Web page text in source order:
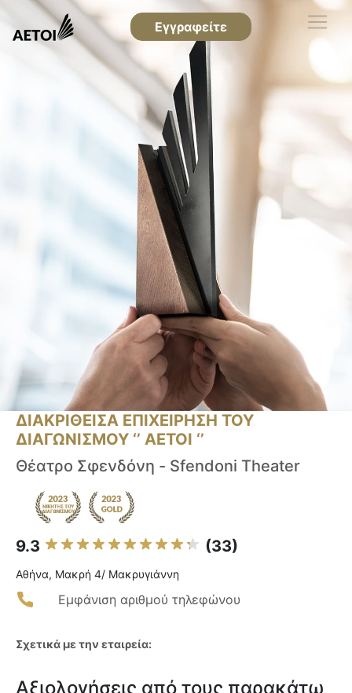
Εγγραφείτε
ΔΙΑΚΡΙΘΕΙΣΑ ΕΠΙΧΕΙΡΗΣΗ ΤΟΥ
ΔΙΑΓΩΝΙΣΜΟΥ ‘’ ΑΕΤΟΙ ‘’
Θέατρο Σφενδόνη - Sfendoni Theater
9.3 (33)
Αθήνα, Μακρή 4/ Μακρυγιάννη
Εμφάνιση αριθμού τηλεφώνου
Σχετικά με την εταιρεία:
Αξιολογήσεις από τους παρακάτω